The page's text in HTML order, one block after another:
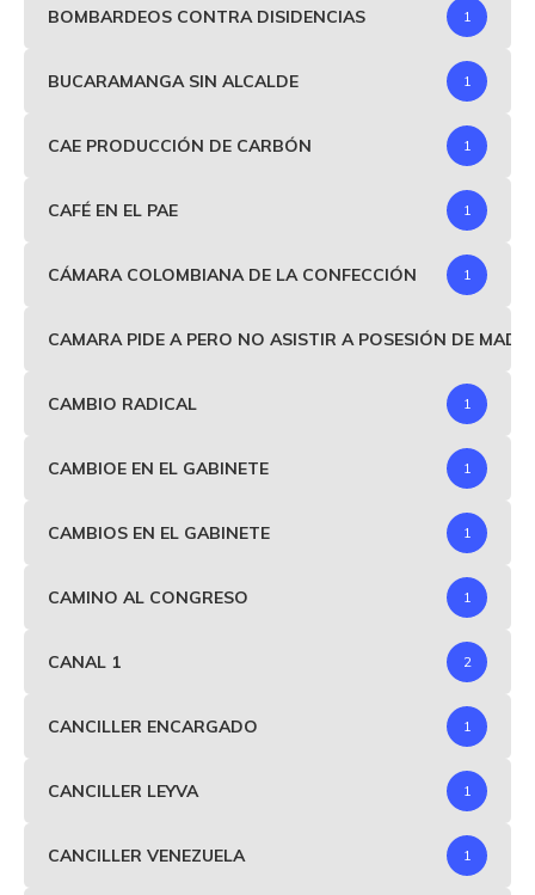
BOMBARDEOS CONTRA DISIDENCIAS 1
BUCARAMANGA SIN ALCALDE 1
CAE PRODUCCIÓN DE CARBÓN 1
CAFÉ EN EL PAE 1
CÁMARA COLOMBIANA DE LA CONFECCIÓN 1
CAMARA PIDE A PERO NO ASISTIR A POSESIÓN DE
CAMBIO RADICAL 1
CAMBIOE EN EL GABINETE 1
CAMBIOS EN EL GABINETE 1
CAMINO AL CONGRESO 1
CANAL 1 2
CANCILLER ENCARGADO 1
CANCILLER LEYVA 1
CANCILLER VENEZUELA 1